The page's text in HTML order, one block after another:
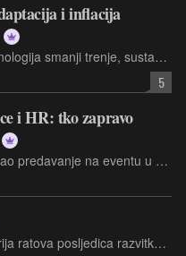
i inflacija
Svaki put kad tehnologija smanji trenje, sustav ga nadoknadi volumenom
5
i HR: tko zapravo
Nedavno sam držao predavanje na eventu u organizaciji firme Kariera, pred publikom HR stručnjaka
Što ako je ova serija ratova posljedica razvitka tehnologija, posebno umjetne inteligencije?